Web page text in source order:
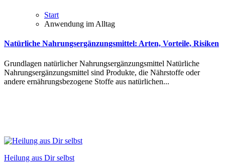
Start
Anwendung im Alltag
Natürliche Nahrungsergänzungsmittel: Arten, Vorteile, Risiken
Gru︇ndlagen nat︇ürlicher Nah︇rungsergänzungsmittel Nat︇ürliche
Nah︇rungsergänzungsmittel sin︇d Pro︇dukte, die︇ Näh︇rstoffe ode︇r
and︇ere ern︇ährungsbezogene Sto︇ffe aus︇ nat︇ürlichen...
Heilung aus Dir selbst